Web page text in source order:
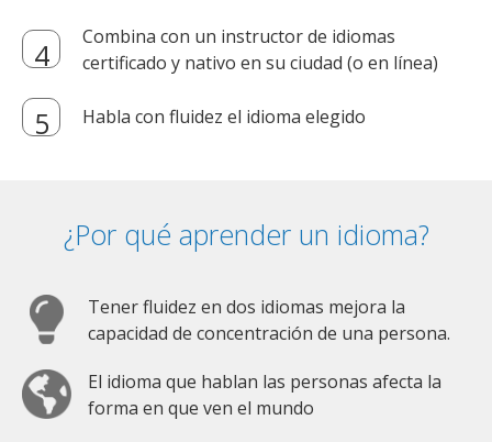
Combina con un instructor de idiomas
certificado y nativo en su ciudad (o en línea)
Habla con fluidez el idioma elegido
¿Por qué aprender un idioma?
Tener fluidez en dos idiomas mejora la
capacidad de concentración de una persona.
El idioma que hablan las personas afecta la
forma en que ven el mundo